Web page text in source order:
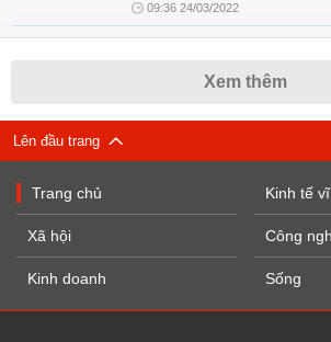
09:36 24/03/2022
Xem thêm
Lên đầu trang
Trang chủ
Xã hội
Kinh doanh
Kinh tế
Công
Sống